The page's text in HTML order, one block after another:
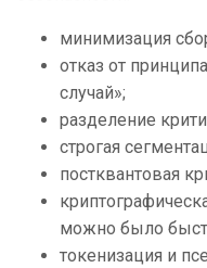
минимизация
отказ от
случай»;
разделение
строгая
постквантовая
можно было
токенизация и